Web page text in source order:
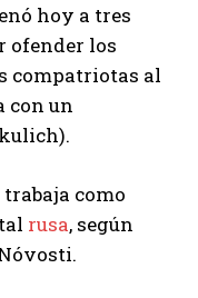
hoy a tres
ofender los
compatriotas al
con un
como
rusa, según